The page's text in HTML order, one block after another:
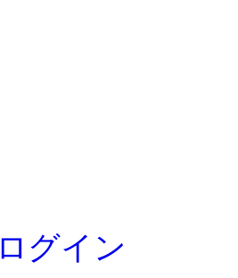
ログイン